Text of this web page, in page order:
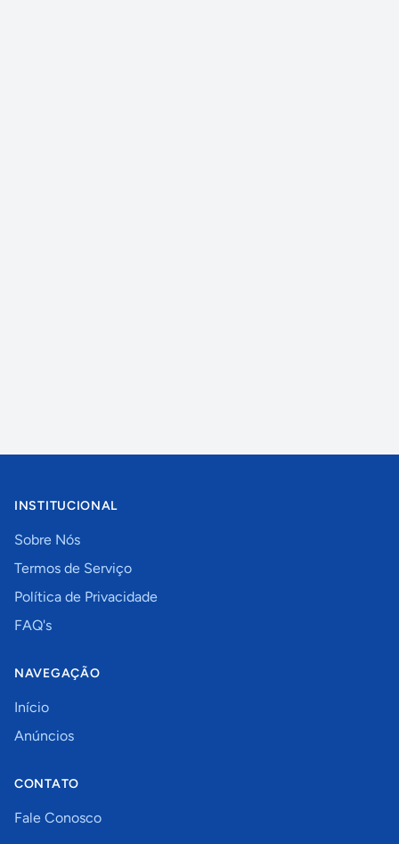
INSTITUCIONAL
Sobre Nós
Termos de Serviço
Política de Privacidade
FAQ's
NAVEGAÇÃO
Início
Anúncios
CONTATO
Fale Conosco